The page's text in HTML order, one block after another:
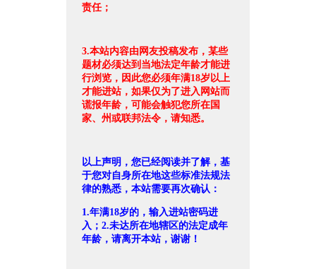
责任；
3.本站内容由网友投稿发布，某些
题材必须达到当地法定年龄才能进
行浏览，因此您必须年满18岁以上
才能进站，如果仅为了进入网站而
谎报年龄，可能会触犯您所在国
家、州或联邦法令，请知悉。
以上声明，您已经阅读并了解，基
于您对自身所在地这些标准法规法
律的熟悉，本站需要再次确认：
1.年满18岁的，输入进站密码进
入；2.未达所在地辖区的法定成年
年龄，请离开本站，谢谢！